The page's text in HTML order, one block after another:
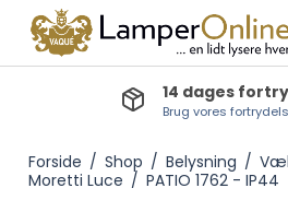
Lev.tid lagervarer: 1-
Bestillingsvarer: 3-5 dage,
Forside / Shop / Belysning /
Moretti Luce / PATIO 1762 - IP44